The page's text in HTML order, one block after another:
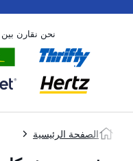
نحن نقارن
الصفحة الرئيسية